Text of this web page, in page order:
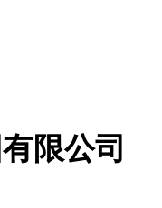
限公司